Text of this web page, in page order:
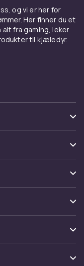
og vi er her for
Her finner du et
fra gaming, leker
til kjæledyr.